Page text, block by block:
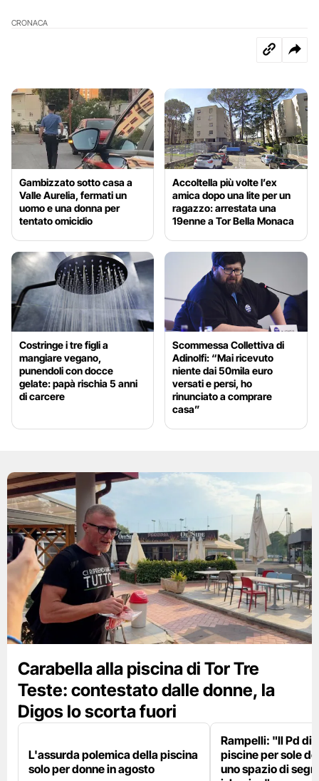
CRONACA
Gambizzato sotto casa a
Valle Aurelia, fermati un
uomo e una donna per
tentato omicidio
Accoltella più volte l’ex
amica dopo una lite per un
ragazzo: arrestata una
19enne a Tor Bella Monaca
Costringe i tre figli a
mangiare vegano,
punendoli con docce
gelate: papà rischia 5 anni
di carcere
Scommessa Collettiva di
Adinolfi: “Mai ricevuto
niente dai 50mila euro
versati e persi, ho
rinunciato a comprare
casa”
Carabella alla piscina di Tor Tre
Teste: contestato dalle donne, la
Digos lo scorta fuori
L'assurda polemica della piscina
solo per donne in agosto
Rampelli: "Il Pd
piscine per sole
uno spazio di